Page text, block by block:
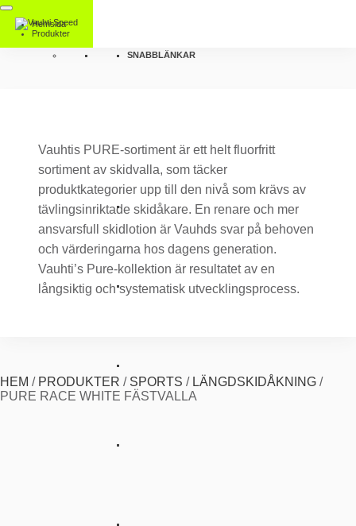
Hemsida
Produkter
SNABBLÄNKAR
Vauhtis PURE-sortiment är ett helt fluorfritt
sortiment av skidvalla, som täcker
produktkategorier upp till den nivå som krävs av
tävlingsinriktade skidåkare. En renare och mer
ansvarsfull skidlotion är Vauhds svar på behoven
och värderingarna hos dagens generation.
Vauhti’s Pure-kollektion är resultatet av en
långsiktig och systematisk utvecklingsprocess.
HEM / PRODUKTER / SPORTS / LÄNGDSKIDÅKNING /
PURE RACE WHITE FÄSTVALLA